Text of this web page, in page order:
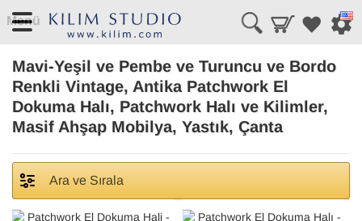
Menü
Mavi-Yeşil ve Pembe ve Turuncu ve Bordo
Renkli Vintage, Antika Patchwork El
Dokuma Halı, Patchwork Halı ve Kilimler,
Masif Ahşap Mobilya, Yastık, Çanta
Ara ve Sırala